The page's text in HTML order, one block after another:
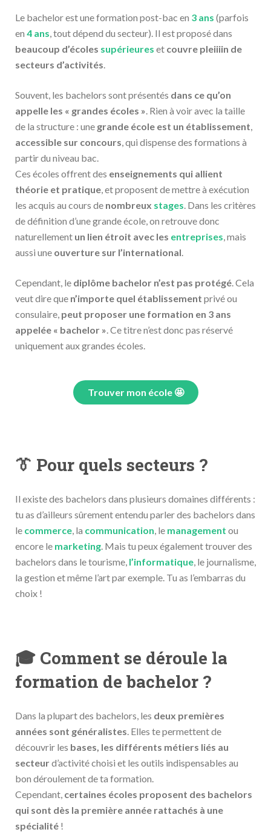
Le bachelor est une formation post-bac en 3 ans (parfois
en 4 ans, tout dépend du secteur). Il est proposé dans
beaucoup d’écoles supérieures et couvre pleiiiin de
secteurs d’activités.
Souvent, les bachelors sont présentés dans ce qu’on
appelle les « grandes écoles ». Rien à voir avec la taille
de la structure : une grande école est un établissement,
accessible sur concours, qui dispense des formations à
partir du niveau bac.
Ces écoles offrent des enseignements qui allient
théorie et pratique, et proposent de mettre à exécution
les acquis au cours de nombreux stages. Dans les critères
de définition d’une grande école, on retrouve donc
naturellement un lien étroit avec les entreprises, mais
aussi une ouverture sur l’international.
Cependant, le diplôme bachelor n’est pas protégé. Cela
veut dire que n’importe quel établissement privé ou
consulaire, peut proposer une formation en 3 ans
appelée « bachelor ». Ce titre n’est donc pas réservé
uniquement aux grandes écoles.
Trouver mon école 🤩
👔 Pour quels secteurs ?
Il existe des bachelors dans plusieurs domaines différents :
tu as d’ailleurs sûrement entendu parler des bachelors dans
le commerce, la communication, le management ou
encore le marketing. Mais tu peux également trouver des
bachelors dans le tourisme, l’informatique, le journalisme,
la gestion et même l’art par exemple. Tu as l’embarras du
choix !
🎓 Comment se déroule la
formation de bachelor ?
Dans la plupart des bachelors, les deux premières
années sont généralistes. Elles te permettent de
découvrir les bases, les différents métiers liés au
secteurd’activité choisi et les outils indispensables au
bon déroulement de ta formation.
Cependant, certaines écoles proposent des bachelors
qui sont dès la première année rattachés à une
spécialité !